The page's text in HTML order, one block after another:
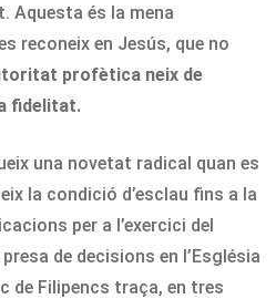
Aquesta és la mena
reconeix en Jesús, que no
profètica neix de
fidelitat.
una novetat radical quan es
la condició d’esclau fins a la
per a l’exercici del
de decisions en l’Església
de Filipencs traça, en tres